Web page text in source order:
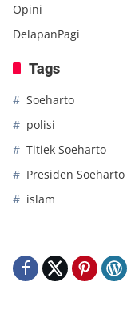
Opini
DelapanPagi
Tags
Soeharto
polisi
Titiek Soeharto
Presiden Soeharto
islam